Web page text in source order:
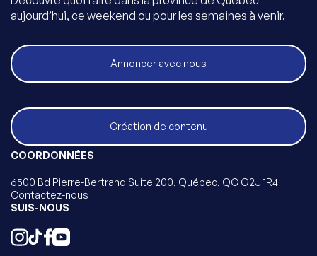
aujourd’hui, ce weekend ou pour les semaines à venir.
Annoncer avec nous
Création de contenu
COORDONNÉES
6500 Bd Pierre-Bertrand Suite 200, Québec, QC G2J 1R4
Contactez-nous
SUIS-NOUS